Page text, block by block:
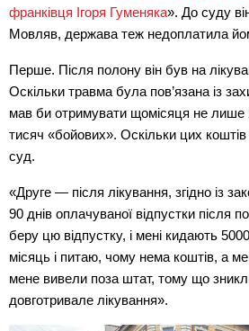
франківця Ігоря Гуменяка». До суду
Мовляв, держава теж недоплатила
Перше. Після полону він був на
Оскільки травма була пов’язана із
мав би отримувати щомісяця не лише
тисяч «бойових». Оскільки цих
суд.
«Друге — після лікування, згідно із
90 днів оплачуваної відпустки після
беру цю відпустку, і мені кидають
місяць і питаю, чому нема коштів, а
мене вивели поза штат, тому що
довготривале лікування».